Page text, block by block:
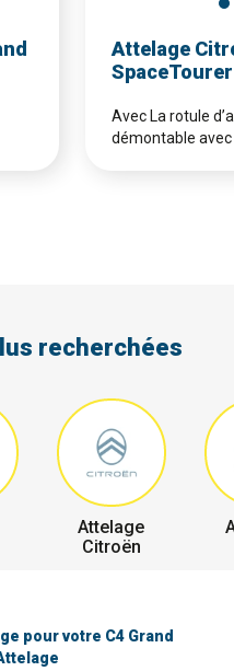
Attelage
SpaceTourer
Avec La rotule
démontable
recherchées
Attelage
Citroën
pour votre C4 Grand